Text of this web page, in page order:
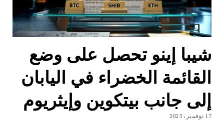
شيبا إينو تحصل على وضع
القائمة الخضراء في اليابان
إلى جانب بيتكوين وإيثريوم
17 نوفمبر، 2025